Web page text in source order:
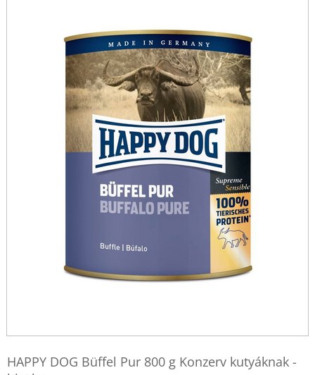
HAPPY DOG Büffel Pur 800 g Konzerv kutyáknak -